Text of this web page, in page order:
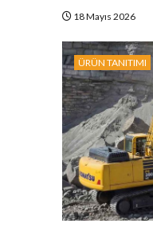
18 Mayıs 2026
ÜRÜN TANITIMI